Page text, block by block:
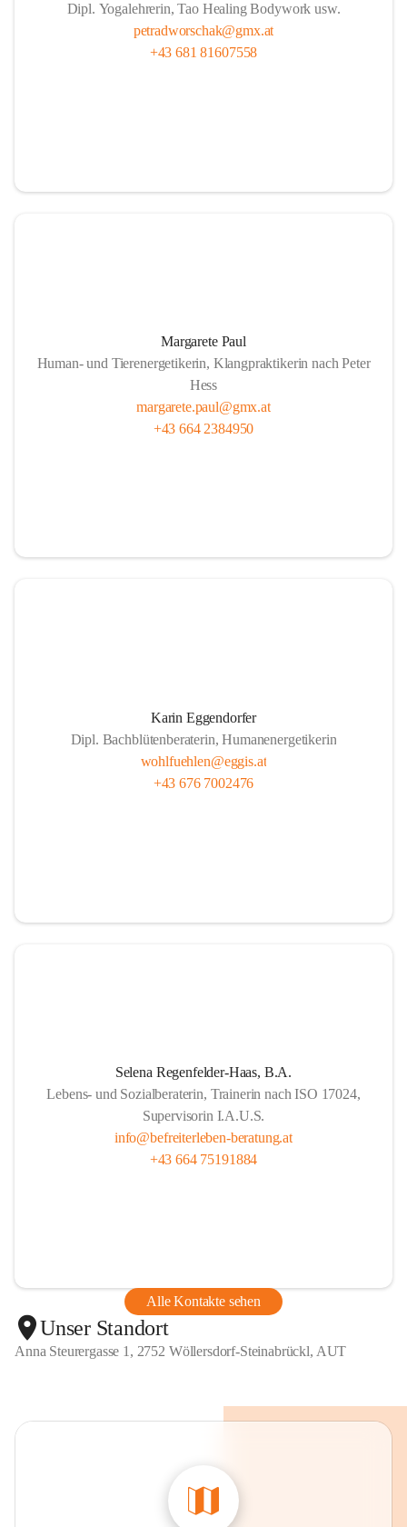
Dipl. Yogalehrerin, Tao Healing Bodywork usw.
petradworschak@gmx.at
+43 681 81607558
Margarete Paul
Human- und Tierenergetikerin, Klangpraktikerin nach Peter
Hess
margarete.paul@gmx.at
+43 664 2384950
Karin Eggendorfer
Dipl. Bachblütenberaterin, Humanenergetikerin
wohlfuehlen@eggis.at
+43 676 7002476
Selena Regenfelder-Haas, B.A.
Lebens- und Sozialberaterin, Trainerin nach ISO 17024,
Supervisorin I.A.U.S.
info@befreiterleben-beratung.at
+43 664 75191884
Alle Kontakte sehen
Unser Standort
Anna Steurergasse 1, 2752 Wöllersdorf-Steinabrückl, AUT